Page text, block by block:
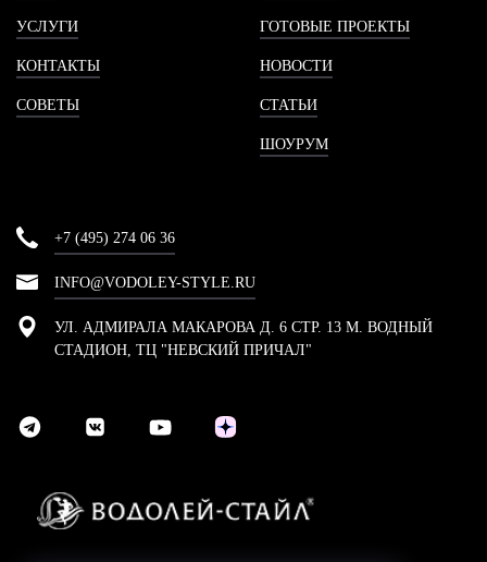
УСЛУГИ
КОНТАКТЫ
СОВЕТЫ
ГОТОВЫЕ ПРОЕКТЫ
НОВОСТИ
СТАТЬИ
ШОУРУМ
+7 (495) 274 06 36
INFO@VODOLEY-STYLE.RU
УЛ. АДМИРАЛА МАКАРОВА Д. 6 СТР. 13 М. ВОДНЫЙ
СТАДИОН, ТЦ "НЕВСКИЙ ПРИЧАЛ"